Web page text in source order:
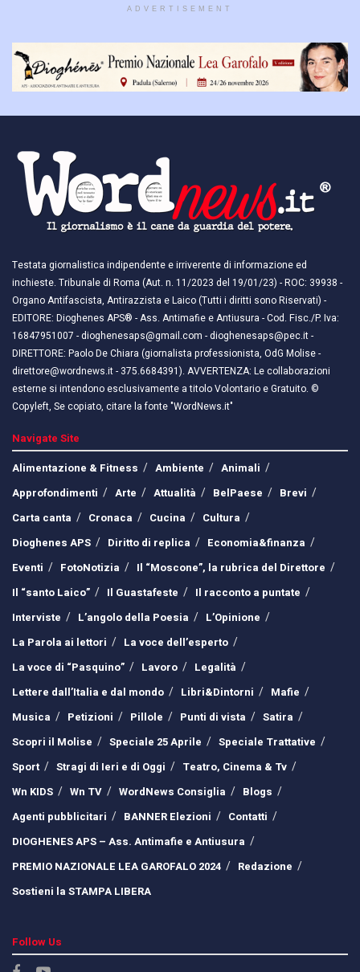
ADVERTISEMENT
Testata giornalistica indipendente e irriverente di informazione ed
inchieste. Tribunale di Roma (Aut. n. 11/2023 del 19/01/23) - ROC: 39938 -
Organo Antifascista, Antirazzista e Laico (Tutti i diritti sono Riservati) -
EDITORE: Dioghenes APS® - Ass. Antimafie e Antiusura - Cod. Fisc./P. Iva:
16847951007 - dioghenesaps@gmail.com - dioghenesaps@pec.it - ​​
DIRETTORE: Paolo De Chiara (giornalista professionista, OdG Molise -
direttore@wordnews.it - ​​375.6684391). AVVERTENZA: Le collaborazioni
esterne si intendono esclusivamente a titolo Volontario e Gratuito. ©
Copyleft, Se copiato, citare la fonte "WordNews.it"
Navigate Site
Alimentazione & Fitness
Ambiente
Animali
Approfondimenti
Arte Attualità BelPaese
Brevi
Carta canta
Cronaca Cucina
Cultura
Dioghenes APS
Diritto di replica
Economia&finanza
Eventi
FotoNotizia
Il “Moscone”, la rubrica del Direttore
Il “santo Laico”
Il Guastafeste
Il racconto a puntate
Interviste
L’angolo della Poesia
L’Opinione
La Parola ai lettori
La voce dell’esperto
La voce di “Pasquino”
Lavoro
Legalità
Lettere dall’Italia e dal mondo
Libri&Dintorni
Mafie
Musica
Petizioni Pillole Punti di vista
Satira
Scopri il Molise
Speciale 25 Aprile
Speciale Trattative
Sport
Stragi di Ieri e di Oggi
Teatro, Cinema & Tv
Wn KIDS
Wn TV WordNews Consiglia
Blogs
Agenti pubblicitari
BANNER Elezioni
Contatti
DIOGHENES APS – Ass. Antimafie e Antiusura
PREMIO NAZIONALE LEA GAROFALO 2024
Redazione
Sostieni la STAMPA LIBERA
Follow Us